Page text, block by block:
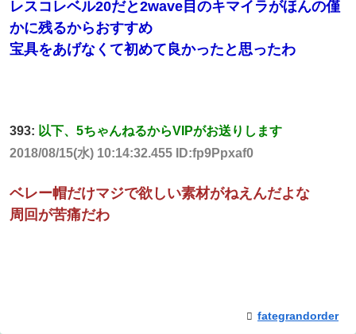
レスコレベル20だと2wave目のキマイラがほんの僅
かに残るからおすすめ
宝具をあげなくて初めて良かったと思ったわ
393: 以下、5ちゃんねるからVIPがお送りします
2018/08/15(水) 10:14:32.455 ID:fp9Ppxaf0
ベレー帽だけマジで欲しい素材がねえんだよな
周回が苦痛だわ
fategrandorder